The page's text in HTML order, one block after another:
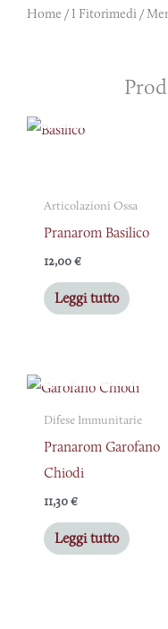
Home /I Fitorimedi /
Articolazioni Ossa
Pranarom Basilico
12,00€
Leggi tutto
Difese Immunitarie
Pranarom Garofano
Chiodi
11,30€
Leggi tutto